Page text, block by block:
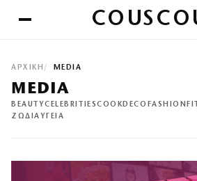
ΑΡΧΙΚΉ MEDIA
MEDIA
BEAUTYCELEBRITIESCOOKDECO FASHION
ΖΩΔΙΑ ΥΓΕΙΑ